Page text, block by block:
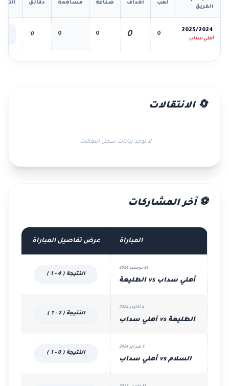
الفريق
لعب أهداف صناعة مساهمة دقائق
2025/2024
أهلي سداب
0
0
0
0
0'
🔄 الانتقالات
لا توجد بيانات سجل انتقالات.
⚽ آخر المشاركات
المباراة عرض تفاصيل المباراة
24 نوفمبر 2024
أهلي سداب vs الطليعة
النتيجة ( 4 - 1 )
4 أكتوبر 2024
الطليعة vs أهلي سداب
النتيجة ( 2 - 1 )
5 فبراير 2024
السلام vs أهلي سداب
النتيجة ( 0 - 1 )